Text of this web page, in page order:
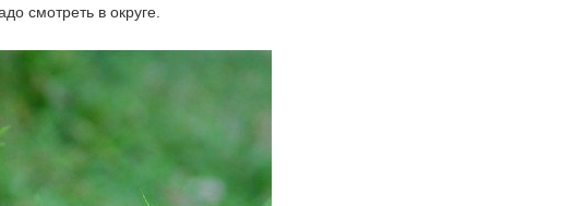
смотреть в округе.